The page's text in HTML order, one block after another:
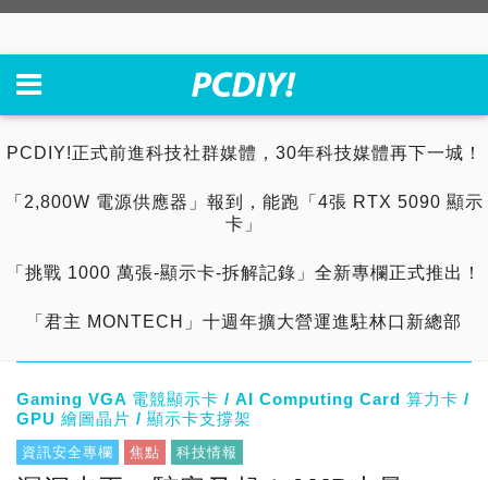
PCDIY!正式前進科技社群媒體，30年科技媒體再下一城！
「2,800W 電源供應器」報到，能跑「4張 RTX 5090 顯示
卡」
「挑戰 1000 萬張-顯示卡-拆解記錄」全新專欄正式推出！
「君主 MONTECH」十週年擴大營運進駐林口新總部
Gaming VGA 電競顯示卡 / AI Computing Card 算力卡 /
GPU 繪圖晶片 / 顯示卡支撐架
資訊安全專欄 焦點 科技情報